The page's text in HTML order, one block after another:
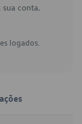
conta.
logados.